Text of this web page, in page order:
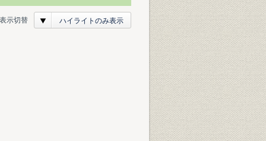
表示切替 ハイライトのみ表示